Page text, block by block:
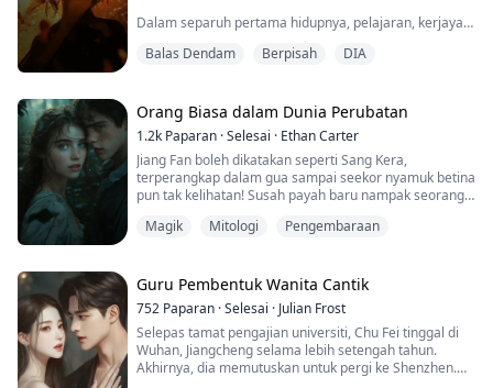
Dalam separuh pertama hidupnya, pelajaran, kerjaya,
dengan suami yang sentiasa melindungi dan
Namun, pada suatu hari, dia tiba-tiba menyedari
bahawa semua ini hanyalah angan-angannya sahaja.
Kebenaran yang pahit terbongkar, dia mengelap air
matanya, dan dengan tenang berpaling....
Balas Dendam Berpisah DIA
Orang Biasa dalam Dunia Perubatan
1.2k Paparan ·Selesai · Ethan Carter
Jiang Fan boleh dikatakan seperti Sang Kera,
terperangkap dalam gua sampai seekor nyamuk betina
pun tak kelihatan! Susah payah baru nampak seorang
dia tak boleh tahan! Mengeluarkan ilmu bomohnya,
teknik jarum yang ajaib, sepasang tangan suci, me...
Magik Mitologi Pengembaraan
Guru Pembentuk Wanita Cantik
752 Paparan ·Selesai · Julian Frost
Selepas tamat pengajian universiti, Chu Fei tinggal di
Wuhan, Jiangcheng selama lebih setengah tahun.
Akhirnya, dia memutuskan untuk pergi ke Shenzhen.